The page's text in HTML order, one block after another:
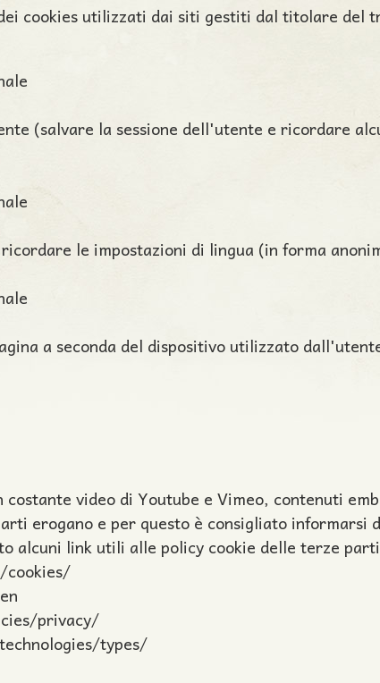
cookies utilizzati dai siti gestiti dal titolare del
(salvare la sessione dell'utente e ricordare
le impostazioni di lingua (in forma
a seconda del dispositivo utilizzato
video di Youtube e Vimeo, contenuti
erogano e per questo è consigliato
alcuni link utili alle policy cookie delle terze
cookies/
privacy/
types/